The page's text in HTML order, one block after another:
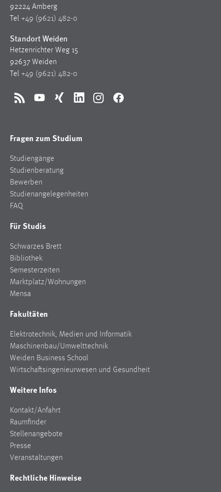
92224 Amberg
Tel +49 (9621) 482-0
Standort Weiden
Hetzenrichter Weg 15
92637 Weiden
Tel +49 (9621) 482-0
RSS YouTubeXing LinkedInInstagramFacebook
Fragen zum Studium
Studiengänge
Studienberatung
Bewerben
Studienangelegenheiten
FAQ
Für Studis
Schwarzes Brett
Bibliothek
Semesterzeiten
Marktplatz/Wohnungen
Mensa
Fakultäten
Elektrotechnik, Medien und Informatik
Maschinenbau/Umwelttechnik
Weiden Business School
Wirtschaftsingenieurwesen und Gesundheit
Weitere Infos
Kontakt/Anfahrt
Raumfinder
Stellenangebote
Presse
Veranstaltungen
Rechtliche Hinweise